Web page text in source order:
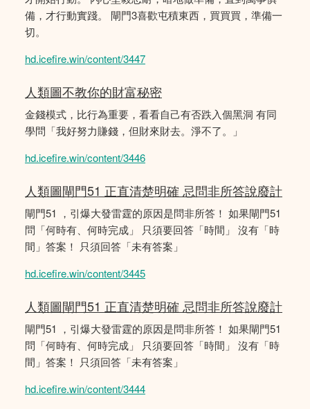
備，才行動實踐。 閘門3喜歡屯積東西，買買買，準備一
切。
hd.icefire.win/content/3447
人類圖不教你的財富秘密
金錢模式，比行為重要，看看自己有否跌入個黑洞 有同
學問「我好努力賺錢，但財來財去。淨不了。」
hd.icefire.win/content/3446
人類圖閘門51 正直清楚明確 忌問非所答說廢計
閘門51 ，引爆大發雷霆的原因是問非所答！ 如果閘門51
問「何時有、何時完成」 只須要回答「時間」 沒有「時
間」答案！ 只須回答「未有答案」
hd.icefire.win/content/3445
人類圖閘門51 正直清楚明確 忌問非所答說廢計
閘門51 ，引爆大發雷霆的原因是問非所答！ 如果閘門51
問「何時有、何時完成」 只須要回答「時間」 沒有「時
間」答案！ 只須回答「未有答案」
hd.icefire.win/content/3444